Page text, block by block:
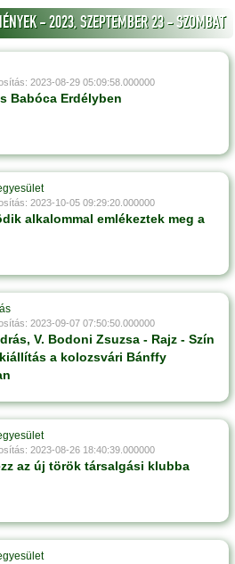
- 2023, SZEPTEMBER 23 - SZOMBAT
2023-08-29 05:09:58.000000
Babóca Erdélyben
2023-10-05 09:29:20.000000
alkalommal emlékeztek meg a
2023-09-07 07:50:50.000000
V. Bodoni Zsuzsa - Rajz - Szín
a kolozsvári Bánffy
2023-08-26 18:40:39.000000
az új török társalgási klubba